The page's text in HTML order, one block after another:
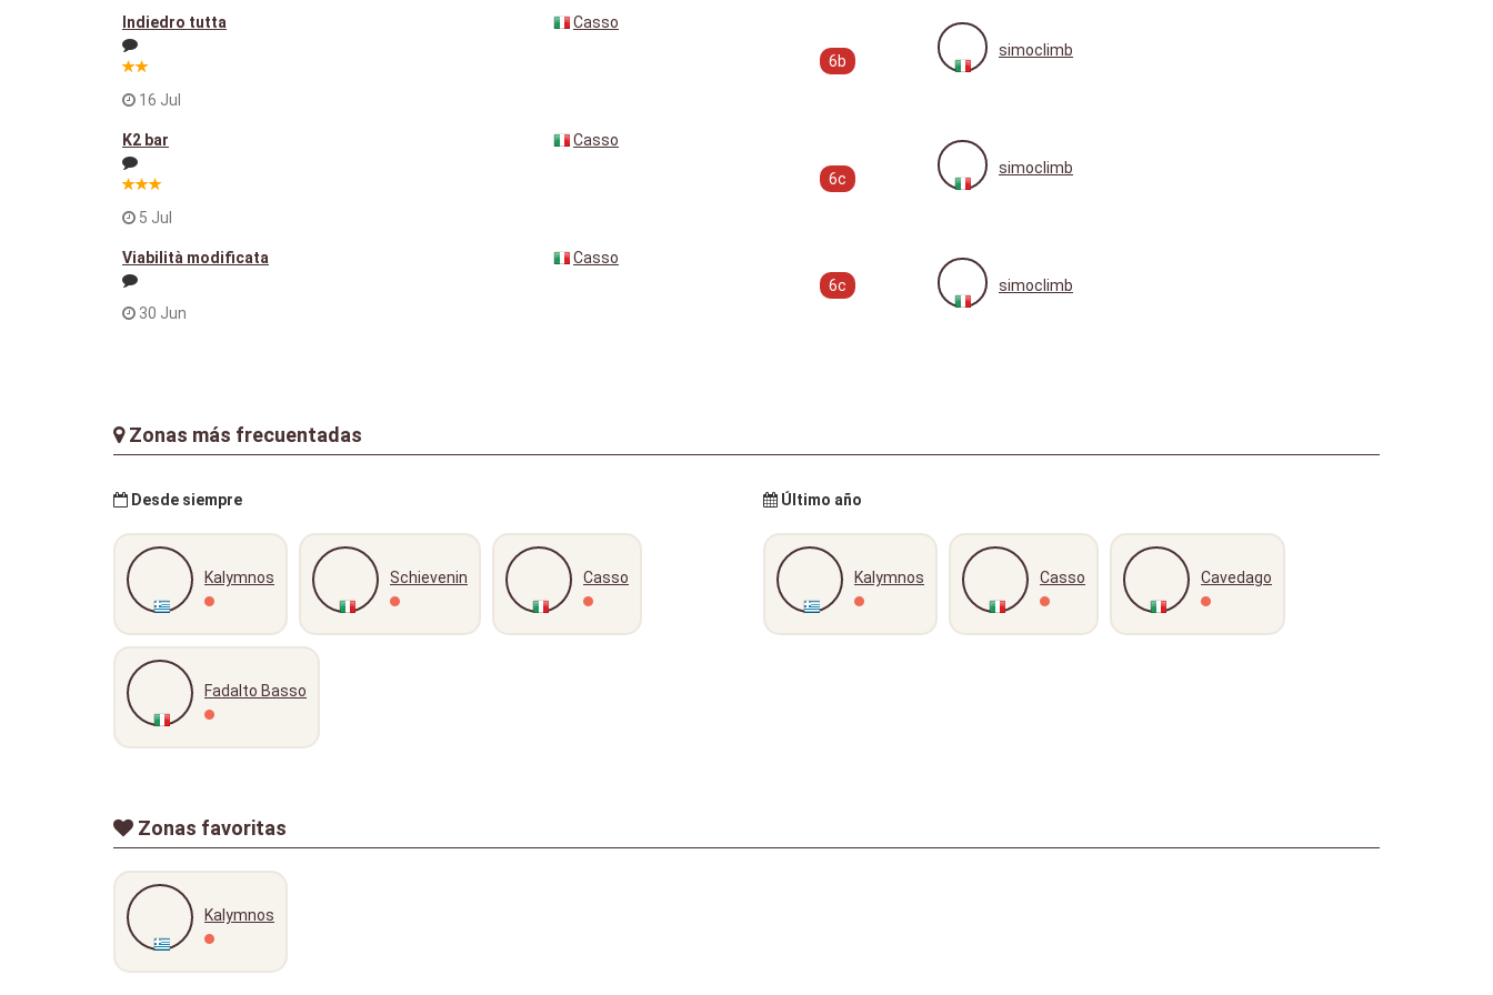
Indiedro tutta
16 Jul
Casso
6b
simoclimb
K2 bar
5 Jul
Casso
6c
simoclimb
Viabilità modificata
30 Jun
Casso
6c
simoclimb
Zonas más frecuentadas
Desde siempre
Kalymnos Schievenin Casso
Fadalto Basso
Último año
Kalymnos Casso Cavedago
Zonas favoritas
Kalymnos